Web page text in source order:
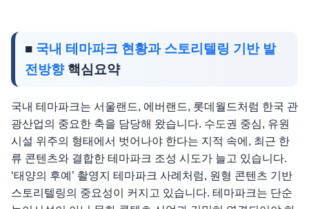
■ 국내 테마파크 현황과 스토리텔링 기반 발
전방향핵심요약
국내 테마파크는 서울랜드, 에버랜드, 롯데월드처럼 한국 관
광산업의 중요한 축을 담당해 왔습니다. 수도권 중심, 유원
시설 위주의 형태에서 벗어나야 한다는 지적 속에, 최근 한
류 콘텐츠와 결합한 테마파크 조성 시도가 늘고 있습니다.
‘태양의 후예’ 촬영지 테마파크 사례처럼, 원형 콘텐츠 기반
스토리텔링의 중요성이 커지고 있습니다. 테마파크는 단순